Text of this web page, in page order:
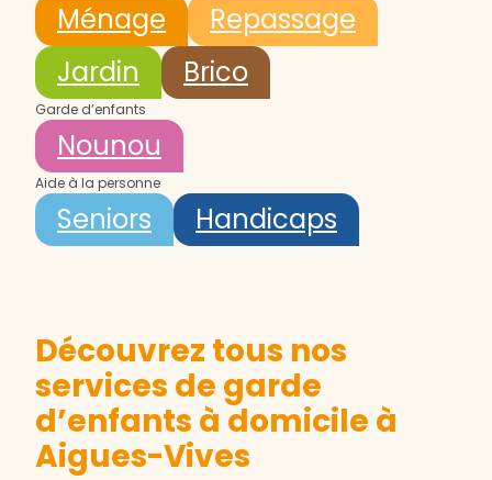
Ménage
Repassage
Jardin
Brico
Garde d’enfants
Nounou
Aide à la personne
Seniors Handicaps
Découvrez tous nos
services de garde
d’enfants à domicile à
Aigues-Vives